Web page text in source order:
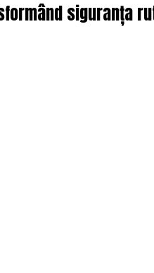
siguranța